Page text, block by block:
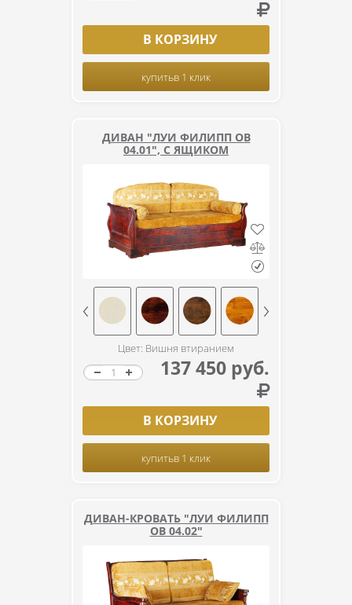
В КОРЗИНУ
купитьв 1 клик
ДИВАН "ЛУИ ФИЛИПП ОВ
04.01", С ЯЩИКОМ
Цвет: Вишня втиранием
137 450 руб.
В КОРЗИНУ
купитьв 1 клик
ДИВАН-КРОВАТЬ "ЛУИ ФИЛИПП
ОВ 04.02"